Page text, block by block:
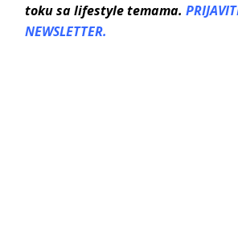
toku sa lifestyle temama.
NEWSLETTER.